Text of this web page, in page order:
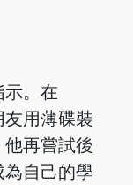
示。在
友用薄碟裝
再嘗試後
自己的學